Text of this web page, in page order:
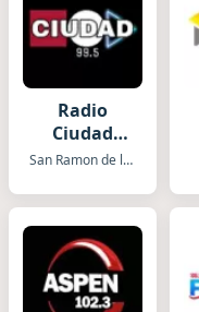
Radio
Ciudad
Orán
San Ramon de la Nueva Oran